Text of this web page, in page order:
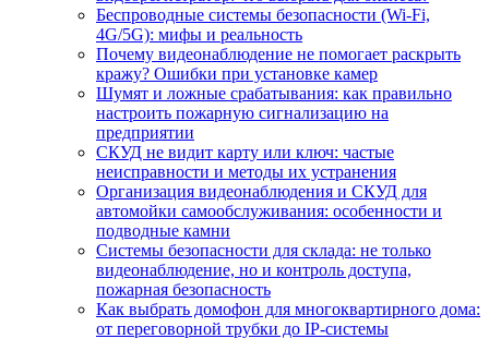
Беспроводные системы безопасности (Wi-Fi,
4G/5G): мифы и реальность
Почему видеонаблюдение не помогает раскрыть
кражу? Ошибки при установке камер
Шумят и ложные срабатывания: как правильно
настроить пожарную сигнализацию на
предприятии
СКУД не видит карту или ключ: частые
неисправности и методы их устранения
Организация видеонаблюдения и СКУД для
автомойки самообслуживания: особенности и
подводные камни
Системы безопасности для склада: не только
видеонаблюдение, но и контроль доступа,
пожарная безопасность
Как выбрать домофон для многоквартирного дома:
от переговорной трубки до IP-системы